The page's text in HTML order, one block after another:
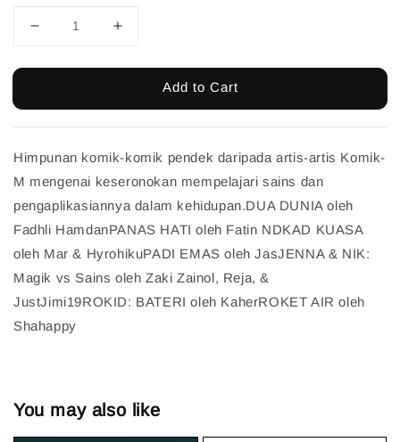
Add to Cart
Himpunan komik-komik pendek daripada artis-artis Komik-
M mengenai keseronokan mempelajari sains dan
pengaplikasiannya dalam kehidupan.DUA DUNIA oleh
Fadhli HamdanPANAS HATI oleh Fatin NDKAD KUASA
oleh Mar & HyrohikuPADI EMAS oleh JasJENNA & NIK:
Magik vs Sains oleh Zaki Zainol, Reja, &
JustJimi19ROKID: BATERI oleh KaherROKET AIR oleh
Shahappy
You may also like